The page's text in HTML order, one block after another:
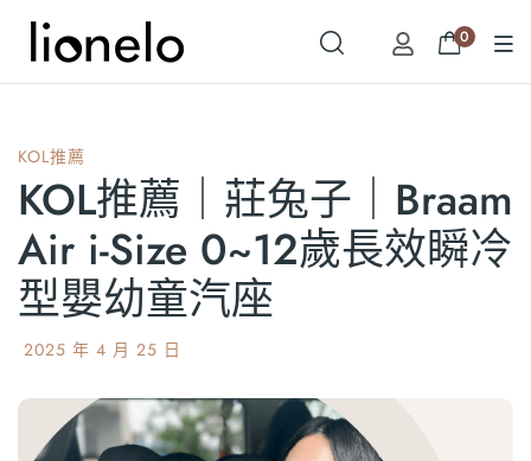
0
KOL推薦
KOL推薦｜莊兔子｜Braam
Air i-Size 0~12歲長效瞬冷
型嬰幼童汽座
2025 年 4 月 25 日